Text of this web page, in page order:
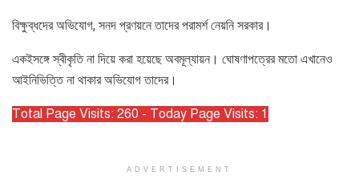
বিক্ষুব্ধদের অভিযোগ, সনদ প্রণয়নে তাদের পরামর্শ নেয়নি সরকার।
একইসঙ্গে স্বীকৃতি না দিয়ে করা হয়েছে অবমূল্যায়ন। ঘোষণাপত্রের মতো এখানেও
আইনিভিত্তি না থাকার অভিযোগ তাদের।
Total Page Visits: 260 - Today Page Visits: 1
ADVERTISEMENT